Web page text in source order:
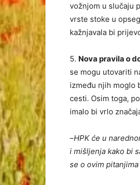
vožnjom u slučaju
vrste stoke u
kažnjavala bi
5. Nova pravila o
se mogu utovariti
između njih moglo
cesti. Osim toga,
imalo bi vrlo
–HPK će u
i mišljenja kako bi
se o ovim